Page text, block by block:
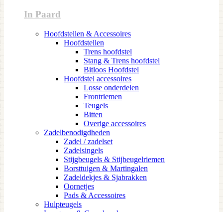
In Paard
Hoofdstellen & Accessoires
Hoofdstellen
Trens hoofdstel
Stang & Trens hoofdstel
Bitloos Hoofdstel
Hoofdstel accessoires
Losse onderdelen
Frontriemen
Teugels
Bitten
Overige accessoires
Zadelbenodigdheden
Zadel / zadelset
Zadelsingels
Stijgbeugels & Stijbeugelriemen
Borsttuigen & Martingalen
Zadeldekjes & Sjabrakken
Oornetjes
Pads & Accessoires
Hulpteugels